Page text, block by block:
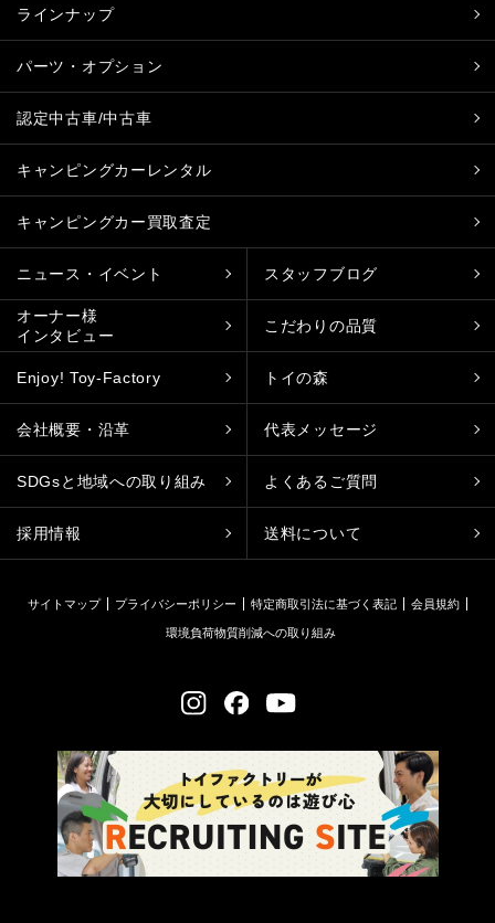
ラインナップ
パーツ・オプション
認定中古車/中古車
キャンピングカーレンタル
キャンピングカー買取査定
ニュース・イベント スタッフブログ
オーナー様
インタビュー
こだわりの品質
Enjoy! Toy-Factory トイの森
会社概要・沿革 代表メッセージ
SDGsと地域への取り組み よくあるご質問
採用情報 送料について
サイトマップ プライバシーポリシー 特定商取引法に基づく表記 会員規約
環境負荷物質削減への取り組み